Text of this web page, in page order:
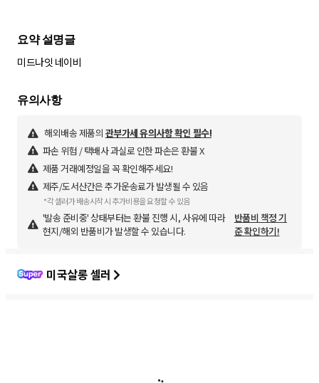
요약 설명글
미드나잇 네이비
유의사항
해외배송 제품의 관부가세 유의사항 확인 필수!
파손 위험 / 택배사 과실로 인한 파손은 환불 X
제품 거래예정일을 꼭 확인해주세요!
제주/도서산간은 추가운송료가 발생될 수 있음
*각 셀러가 배송시작 시 추가비용을 요청할 수 있음
'발송 준비중' 상태부터는 환불 진행 시, 사유에 따라
현지/해외 반품비가 발생할 수 있습니다.
반품비 책정 기
준 확인하기!
미국살롱 셀러